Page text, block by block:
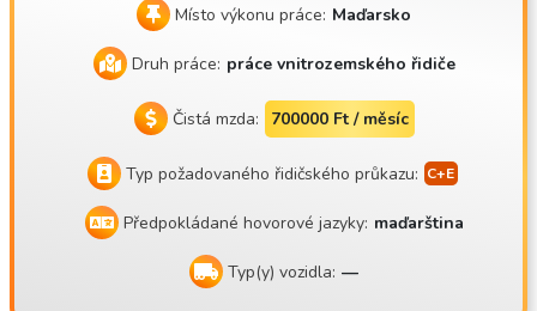
HUF netto, v závislosti na počtu odpracovaných dnů v dané
m měsíci a víkendech strávených na cestách Základní hrub
á mzda 373 200 Ft (čistá 248 178) Volně volitelný pobyt do
ma: 45. volno každé druhé víkendové nebo třetí pracovní tý
denní volno doma podle dohody Ani během volna není nutn
é vykládat náklad z tahače Naše řidiče si vážíme, stejně jak
beznehodovou jízdu na konci roku Jsme malá rodinná firma J
sme korektní a vstřícná firma Jaká je práce? Pracovní směny
trvají 2 týdny, obvykle s odjezdem v pondělí v jednom týdnu
Místo výkonu práce: Maďarsko
Druh práce: práce vnitrozemského řidiče
Čistá mzda: 700000 Ft / měsíc
Typ požadovaného řidičského průkazu:
Předpokládané hovorové jazyky: maďarština
Typ(y) vozidla: —